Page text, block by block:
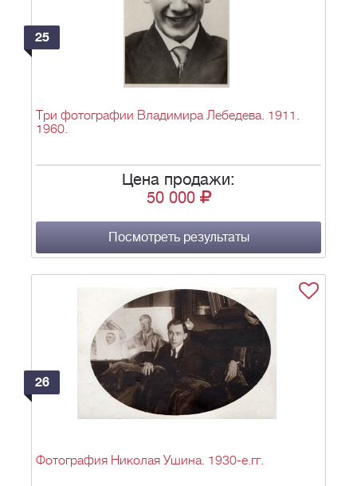
25
Три фотографии Владимира Лебедева. 1911.
1960.
Цена продажи:
50 000
Посмотреть результаты
26
Фотография Николая Ушина. 1930-е.гг.